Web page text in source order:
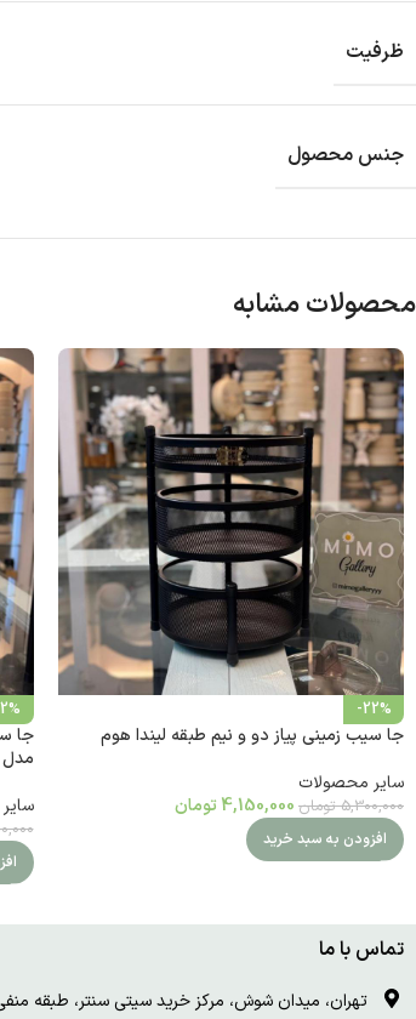
ظرفیت
جنس محصول
محصولات مشابه
-22%
جا سیب زمینی پیاز دو و نیم طبقه لیندا هوم
سایر محصولات
5,300,000 تومان 4,150,000 تومان
افزودن به سبد خرید
جا
مدل
تماس با ما
تهران، میدان شوش، مرکز خرید سیتی سنتر، طبقه منفی یک، واحد 92،